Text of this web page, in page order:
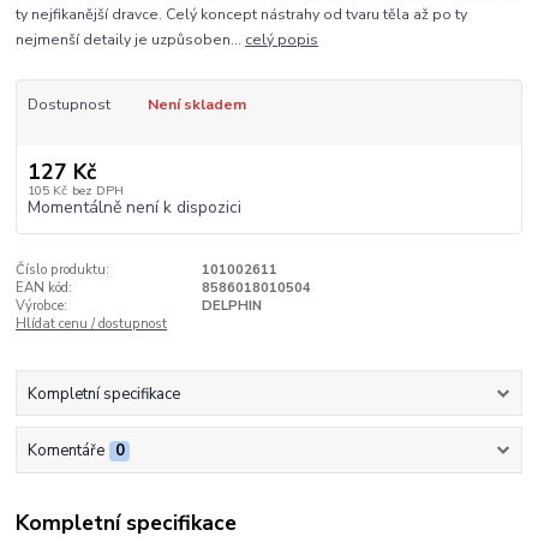
ty nejfikanější dravce. Celý koncept nástrahy od tvaru těla až po ty
nejmenší detaily je uzpůsoben... celý popis
Dostupnost Není skladem
127 Kč
105 Kč bez DPH
Momentálně není k dispozici
Číslo produktu:
101002611
EAN kód:
8586018010504
Výrobce:
DELPHIN
Hlídat cenu / dostupnost
Kompletní specifikace
Komentáře 0
Kompletní specifikace